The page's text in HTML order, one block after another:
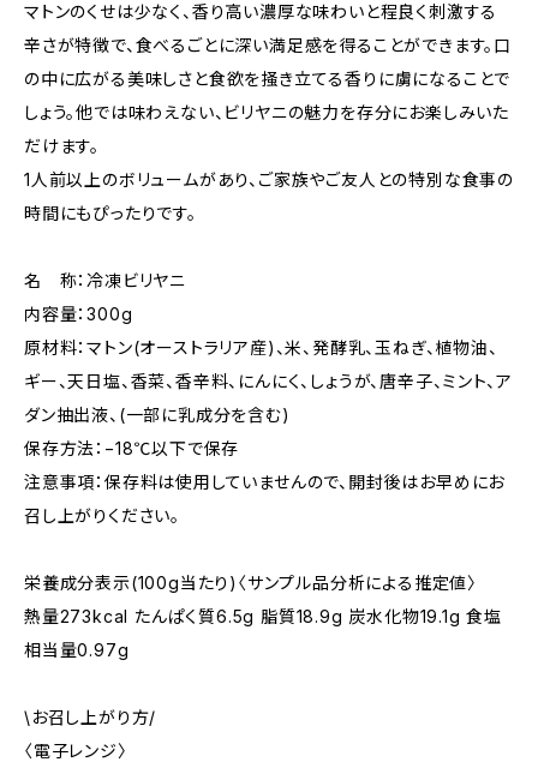
マトンのくせは少なく、香り高い濃厚な味わいと程良く刺激する
辛さが特徴で、食べるごとに深い満足感を得ることができます。口
の中に広がる美味しさと食欲を掻き立てる香りに虜になることで
しょう。他では味わえない、ビリヤニの魅力を存分にお楽しみいた
だけます。
1人前以上のボリュームがあり、ご家族やご友人との特別な食事の
時間にもぴったりです。
名 称：冷凍ビリヤニ
内容量：300g
原材料：マトン(オーストラリア産)、米、発酵乳、玉ねぎ、植物油、
ギー、天日塩、香菜、香辛料、にんにく、しょうが、唐辛子、ミント、ア
ダン抽出液、(一部に乳成分を含む)
保存方法：−18℃以下で保存
注意事項：保存料は使用していませんので、開封後はお早めにお
召し上がりください。
栄養成分表示(100g当たり)〈サンプル品分析による推定値〉
熱量273kcal たんぱく質6.5g 脂質18.9g 炭水化物19.1g 食塩
相当量0.97g
\お召し上がり方/
〈電子レンジ〉